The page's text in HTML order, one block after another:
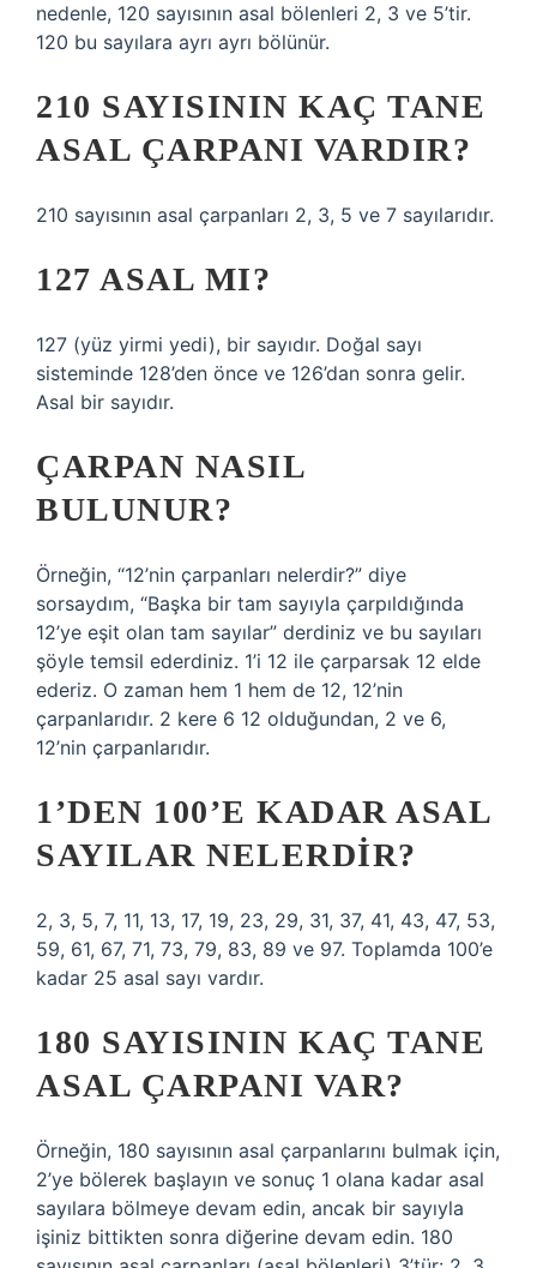
nedenle, 120 sayısının asal bölenleri 2, 3 ve 5’tir.
120 bu sayılara ayrı ayrı bölünür.
210 SAYISININ KAÇ TANE
ASAL ÇARPANI VARDIR?
210 sayısının asal çarpanları 2, 3, 5 ve 7 sayılarıdır.
127 ASAL MI?
127 (yüz yirmi yedi), bir sayıdır. Doğal sayı
sisteminde 128’den önce ve 126’dan sonra gelir.
Asal bir sayıdır.
ÇARPAN NASIL
BULUNUR?
Örneğin, “12’nin çarpanları nelerdir?” diye
sorsaydım, “Başka bir tam sayıyla çarpıldığında
12’ye eşit olan tam sayılar” derdiniz ve bu sayıları
şöyle temsil ederdiniz. 1’i 12 ile çarparsak 12 elde
ederiz. O zaman hem 1 hem de 12, 12’nin
çarpanlarıdır. 2 kere 6 12 olduğundan, 2 ve 6,
12’nin çarpanlarıdır.
1’DEN 100’E KADAR ASAL
SAYILAR NELERDIR?
2, 3, 5, 7, 11, 13, 17, 19, 23, 29, 31, 37, 41, 43, 47, 53,
59, 61, 67, 71, 73, 79, 83, 89 ve 97. Toplamda 100’e
kadar 25 asal sayı vardır.
180 SAYISININ KAÇ TANE
ASAL ÇARPANI VAR?
Örneğin, 180 sayısının asal çarpanlarını bulmak için,
2’ye bölerek başlayın ve sonuç 1 olana kadar asal
sayılara bölmeye devam edin, ancak bir sayıyla
işiniz bittikten sonra diğerine devam edin. 180